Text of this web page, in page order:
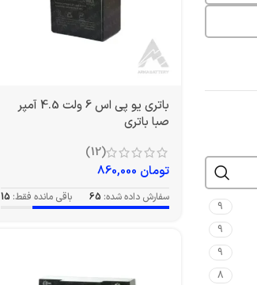
9
9
9
8
باتری یو پی اس 6 ولت 4.5 آمپر
صبا باتری
(12)
تومان
سفارش داده شده: 65 باقی مانده فقط: 15